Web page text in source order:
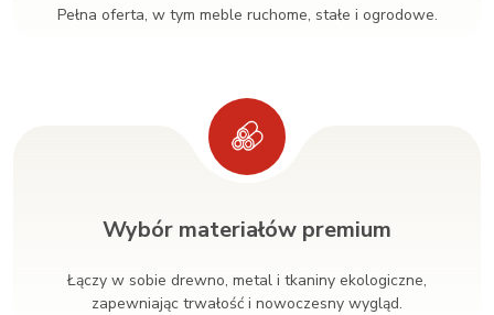
Pełna oferta, w tym meble ruchome, stałe i ogrodowe.
Wybór materiałów premium
Łączy w sobie drewno, metal i tkaniny ekologiczne,
zapewniając trwałość i nowoczesny wygląd.